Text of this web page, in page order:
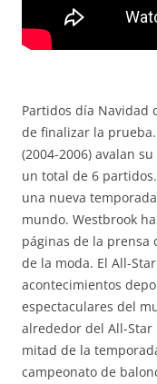
Partidos día Navidad
de finalizar la
(2004-2006) avalan
un total de 6
una nueva
mundo. Westbrook
páginas de la
de la moda. El All-
acontecimientos
espectaculares del
alrededor del All-Star
mitad de la
campeonato de